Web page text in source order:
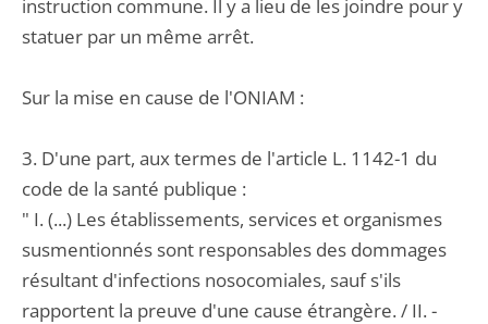
instruction commune. Il y a lieu de les joindre pour y
statuer par un même arrêt.
Sur la mise en cause de l'ONIAM :
3. D'une part, aux termes de l'article L. 1142-1 du
code de la santé publique :
" I. (...) Les établissements, services et organismes
susmentionnés sont responsables des dommages
résultant d'infections nosocomiales, sauf s'ils
rapportent la preuve d'une cause étrangère. / II. -